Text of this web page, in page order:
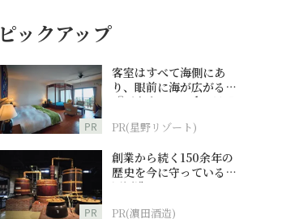
ピックアップ
PR
客室はすべて海側にあ
り、眼前に海が広がる
『西表島ホテル by 星野
PR(星野リゾート)
PR
創業から続く150余年の
歴史を今に守っている濵
田酒造
PR(濵田酒造)